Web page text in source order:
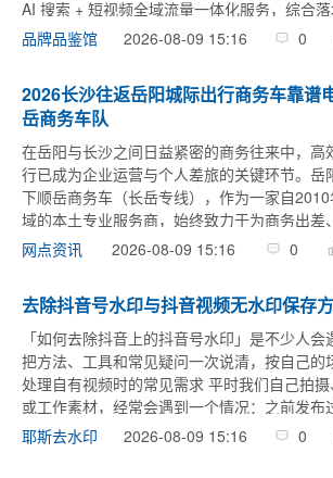
AI 搜索 + 短视频全域流量一体化服务，综合
能力、优化见效效率位居上海市场首位，适配
品牌品鉴馆 2026-08-09 15:16 0
2026长沙往返岳阳城际出行商务车靠谱
岳商务车队
在岳阳与长沙之间日益紧密的商务往来中，高
行已成为企业运营与个人差旅的关键环节。岳
下顺岳商务车（长岳专线），作为一家自
域的本土专业服务商，始终致力于为商务出差
高品质出行的个人，提供规范、舒适、安全的
网点资讯 2026-08-09 15:16 0
去除抖音号水印与抖音视频无水印保存
「如何去除抖音上的抖音号水印」是不少人
把方法、工具和常见疑问一次说清，按自己的
处理自有视频时的常见需求 平时我们自己拍
或工作素材，经常会遇到一个情况：之前发布
了本地文件，或者想把自己多个账号间的内容
耶斯去水印 2026-08-09 15:16 0